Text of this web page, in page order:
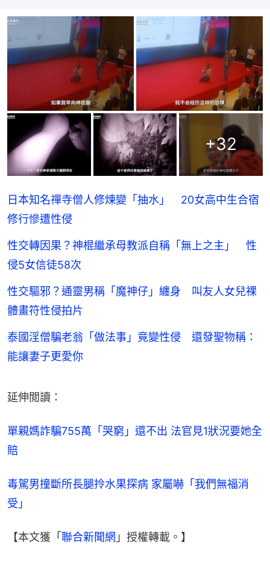
+32
日本知名禪寺僧人修煉變「抽水」 20女高中生合宿
修行慘遭性侵
性交轉因果？神棍繼承母教派自稱「無上之主」 性
侵5女信徒58次
性交驅邪？通靈男稱「魔神仔」纏身 叫友人女兒裸
體畫符性侵拍片
泰國淫僧騙老翁「做法事」竟變性侵 還發聖物稱：
能讓妻子更愛你
延伸閲讀：
單親媽詐騙755萬「哭窮」還不出 法官見1狀況要她全
賠
毒駕男撞斷所長腿拎水果探病 家屬嚇「我們無福消
受」
【本文獲「 聯合新聞網 」授權轉載。】